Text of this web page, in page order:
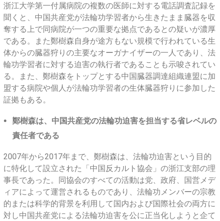
浙江大学第一付属病院の複数の医師に対する電話調査記録を
聞くと、中国共産党が法輪功学習者から生きたまま臓器を収
奪する上で同病院が一つの重要な拠点であるとの疑いが濃厚
である。また鄭樹森自身が途方もない規模で行われている生
体からの臓器狩りの主要なオーガナイザーの一人であり、法
輪功学習者に対する迫害の執行者であることも示唆されてい
る。また、鄭樹森をトップとする中国臓器調達組織連盟に加
盟する病院や個人が法輪功学習者の生体臓器狩りに参加した
証拠もある。
鄭樹森は、中国共産党の法輪功迫害を担当する省レベルの
責任者である
2007年から2017年まで、鄭樹森は、法輪功迫害という目的
に特化して設立された「中国反カルト協会」の浙江支部の理
事長であった。同協会のすべての活動は党、政府、国営メデ
ィアによって運営されるものであり、法輪功メンバーの宗教
的または科学的背景を利用して国内および国際社会の両方に
対し中国共産党による法輪功迫害を公に正当化しようと企て